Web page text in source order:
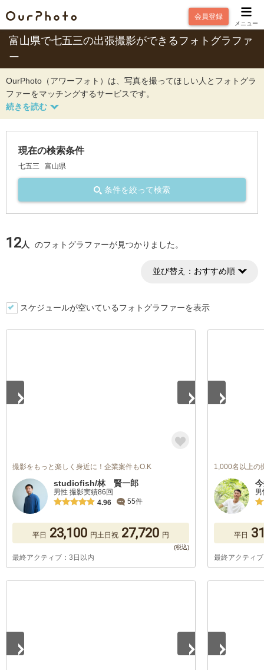
会員登録
メニュー
富山県で七五三の出張撮影ができるフォトグラファ
ー
OurPhoto（アワーフォト）は、写真を撮ってほしい人とフォトグラ
ファーをマッチングするサービスです。
現在の検索条件
七五三 富山県
条件を絞って検索
12人 のフォトグラファーが見つかりました。
並び替え： おすすめ順
スケジュールが空いているフォトグラファーを表示
撮影をもっと楽しく身近に！企業案件もO.K
studiofish/林 賢一郎
男性 撮影実績86回
4.96
55件
平日 23,100 円土日祝 27,720 円
最終アクティブ：3日以内
1,000名以上の
平日
最終アクティ